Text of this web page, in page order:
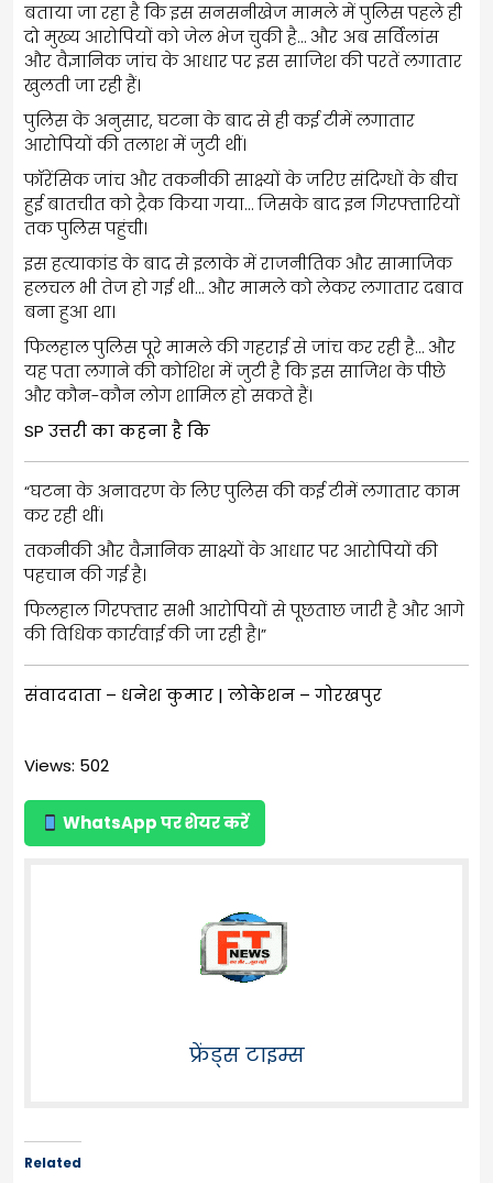
बताया जा रहा है कि इस सनसनीखेज मामले में पुलिस पहले ही
दो मुख्य आरोपियों को जेल भेज चुकी है… और अब सर्विलांस
और वैज्ञानिक जांच के आधार पर इस साजिश की परतें लगातार
खुलती जा रही हैं।
पुलिस के अनुसार, घटना के बाद से ही कई टीमें लगातार
आरोपियों की तलाश में जुटी थीं।
फॉरेंसिक जांच और तकनीकी साक्ष्यों के जरिए संदिग्धों के बीच
हुई बातचीत को ट्रैक किया गया… जिसके बाद इन गिरफ्तारियों
तक पुलिस पहुंची।
इस हत्याकांड के बाद से इलाके में राजनीतिक और सामाजिक
हलचल भी तेज हो गई थी… और मामले को लेकर लगातार दबाव
बना हुआ था।
फिलहाल पुलिस पूरे मामले की गहराई से जांच कर रही है… और
यह पता लगाने की कोशिश में जुटी है कि इस साजिश के पीछे
और कौन-कौन लोग शामिल हो सकते हैं।
SP उत्तरी का कहना है कि
“घटना के अनावरण के लिए पुलिस की कई टीमें लगातार काम
कर रही थीं।
तकनीकी और वैज्ञानिक साक्ष्यों के आधार पर आरोपियों की
पहचान की गई है।
फिलहाल गिरफ्तार सभी आरोपियों से पूछताछ जारी है और आगे
की विधिक कार्रवाई की जा रही है।”
संवाददाता – धनेश कुमार | लोकेशन – गोरखपुर
Views: 502
WhatsApp पर शेयर करें
फ्रेंड्स टाइम्स
Related